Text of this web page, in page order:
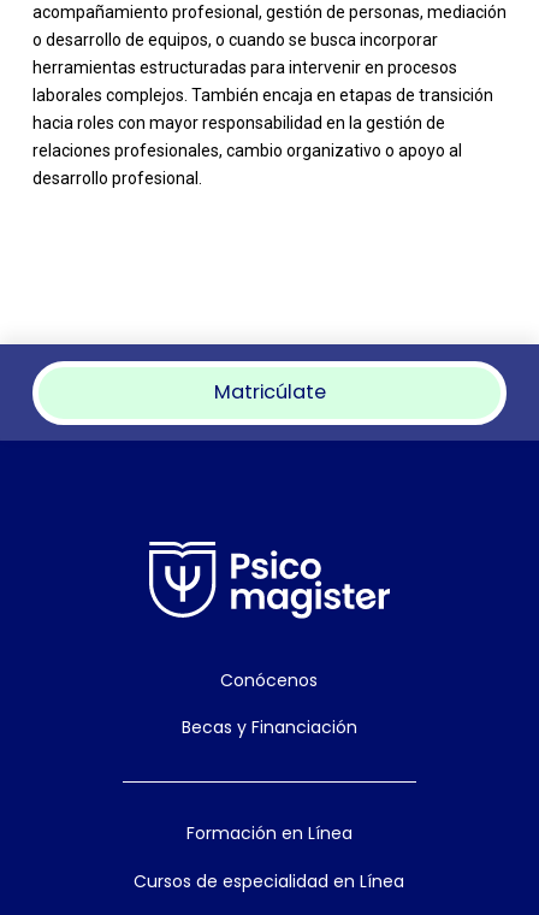
acompañamiento profesional, gestión de personas, mediación
o desarrollo de equipos, o cuando se busca incorporar
herramientas estructuradas para intervenir en procesos
laborales complejos. También encaja en etapas de transición
hacia roles con mayor responsabilidad en la gestión de
relaciones profesionales, cambio organizativo o apoyo al
desarrollo profesional.
Matricúlate
Conócenos
Becas y Financiación
Formación en Línea
Cursos de especialidad en Línea